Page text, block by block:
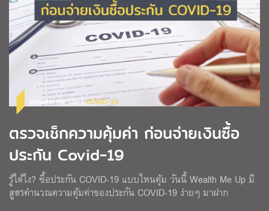
Wealth Me Up |COVID-19
ตรวจเช็กความคุ้มค่า ก่อนจ่ายเงินซื้อ
ประกัน Covid-19
รู้ได้ไง? ซื้อประกัน COVID-19 แบบไหนคุ้ม วันนี้ Wealth Me Up มี
สูตรคำนวณความคุ้มค่าของประกัน COVID-19 ง่ายๆ มาฝาก